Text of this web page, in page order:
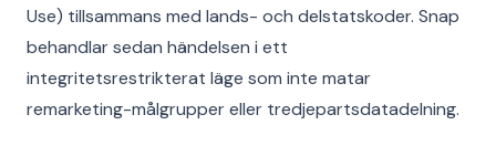
Use) tillsammans med lands- och delstatskoder. Snap
behandlar sedan händelsen i ett
integritetsrestrikterat läge som inte matar
remarketing-målgrupper eller tredjepartsdatadelning.